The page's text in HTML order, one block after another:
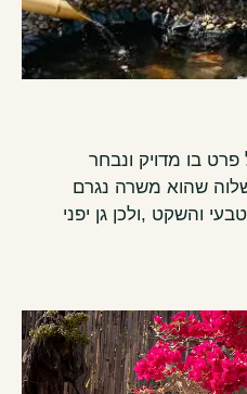
פרט בו מדויק ונבחר
שהוא משרה נגרם
והשקט ,ולכן גן יפני